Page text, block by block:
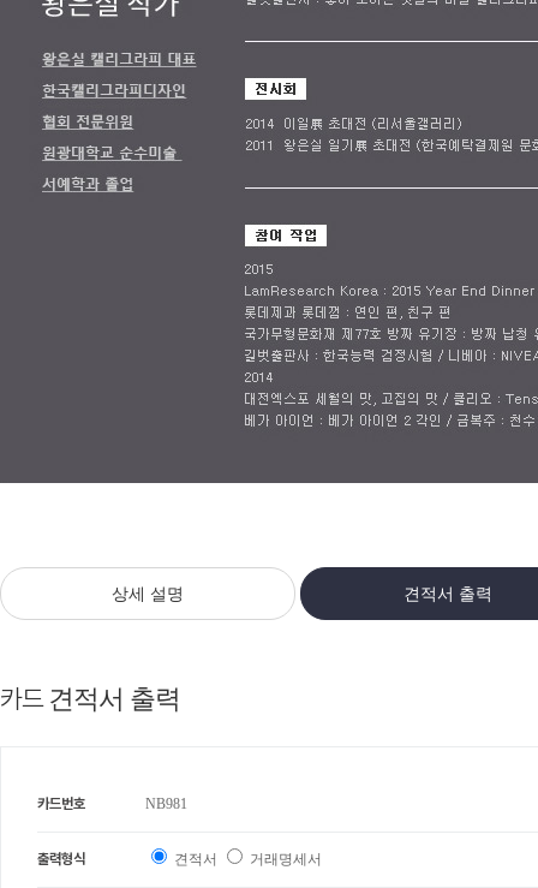
상세 설명 견적서 출력
카드 견적서 출력
카드번호 NB981
출력형식 견적서 거래명세서